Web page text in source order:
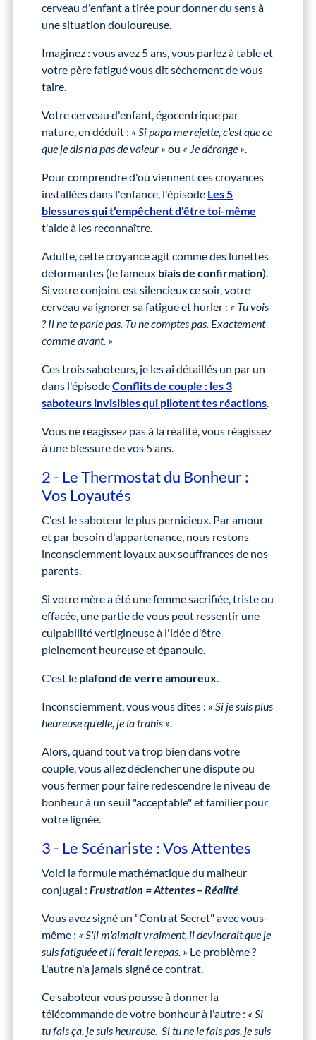
cerveau d'enfant a tirée pour donner du sens à
une situation douloureuse.
Imaginez : vous avez 5 ans, vous parlez à table et
votre père fatigué vous dit sèchement de vous
taire.
Votre cerveau d'enfant, égocentrique par
nature, en déduit : « Si papa me rejette, c'est que ce
que je dis n'a pas de valeur » ou « Je dérange ».
Pour comprendre d'où viennent ces croyances
installées dans l'enfance, l'épisode Les 5
blessures qui t'empêchent d'être toi-même
t'aide à les reconnaître.
Adulte, cette croyance agit comme des lunettes
déformantes (le fameux biais de confirmation).
Si votre conjoint est silencieux ce soir, votre
cerveau va ignorer sa fatigue et hurler : « Tu vois
? Il ne te parle pas. Tu ne comptes pas. Exactement
comme avant. »
Ces trois saboteurs, je les ai détaillés un par un
dans l'épisodeConflits de couple : les 3
saboteurs invisibles qui pilotent tes réactions.
Vous ne réagissez pas à la réalité, vous réagissez
à une blessure de vos 5 ans.
2 - Le Thermostat du Bonheur :
Vos Loyautés
C'est le saboteur le plus pernicieux. Par amour
et par besoin d'appartenance, nous restons
inconsciemment loyaux aux souffrances de nos
parents.
Si votre mère a été une femme sacrifiée, triste ou
effacée, une partie de vous peut ressentir une
culpabilité vertigineuse à l'idée d'être
pleinement heureuse et épanouie.
C'est le plafond de verre amoureux.
Inconsciemment, vous vous dites : « Si je suis plus
heureuse qu'elle, je la trahis ».
Alors, quand tout va trop bien dans votre
couple, vous allez déclencher une dispute ou
vous fermer pour faire redescendre le niveau de
bonheur à un seuil "acceptable" et familier pour
votre lignée.
3 - Le Scénariste : Vos Attentes
Voici la formule mathématique du malheur
conjugal :Frustration = Attentes – Réalité
Vous avez signé un "Contrat Secret" avec vous-
même : « S'il m'aimait vraiment, il devinerait que je
suis fatiguée et il ferait le repas. » Le problème ?
L'autre n'a jamais signé ce contrat.
Ce saboteur vous pousse à donner la
télécommande de votre bonheur à l'autre : « Si
tu fais ça, je suis heureuse.Si tu ne le fais pas, je suis